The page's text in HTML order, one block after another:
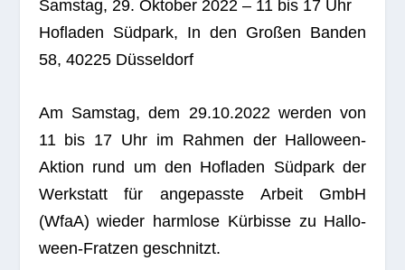
Sams­tag, 29. Okto­ber 2022 – 11 bis 17 Uhr
Hof­la­den Südpark, In den Gro­ßen Ban­den
58, 40225 Düsseldorf
Am Sams­tag, dem 29.10.2022 wer­den von
11 bis 17 Uhr im Rah­men der Hal­lo­ween-
Aktion rund um den Hof­la­den Südpark der
Werk­statt für ange­passte Arbeit GmbH
(WfaA) wie­der harm­lose Kürbisse zu Hal­lo­
ween-Frat­zen geschnitzt.